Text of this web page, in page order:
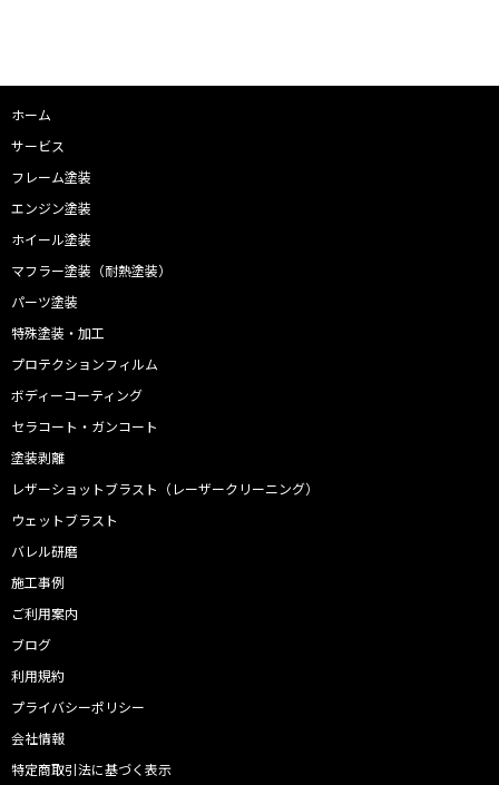
ホーム
サービス
フレーム塗装
エンジン塗装
ホイール塗装
マフラー塗装（耐熱塗装）
パーツ塗装
特殊塗装・加工
プロテクションフィルム
ボディーコーティング
セラコート・ガンコート
塗装剥離
レザーショットブラスト（レーザークリーニング）
ウェットブラスト
バレル研磨
施工事例
ご利用案内
ブログ
利用規約
プライバシーポリシー
会社情報
特定商取引法に基づく表示